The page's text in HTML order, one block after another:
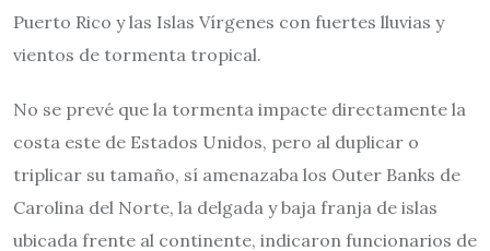
Puerto Rico y las Islas Vírgenes con fuertes lluvias y
vientos de tormenta tropical.
No se prevé que la tormenta impacte directamente la
costa este de Estados Unidos, pero al duplicar o
triplicar su tamaño, sí amenazaba los Outer Banks de
Carolina del Norte, la delgada y baja franja de islas
ubicada frente al continente, indicaron funcionarios de